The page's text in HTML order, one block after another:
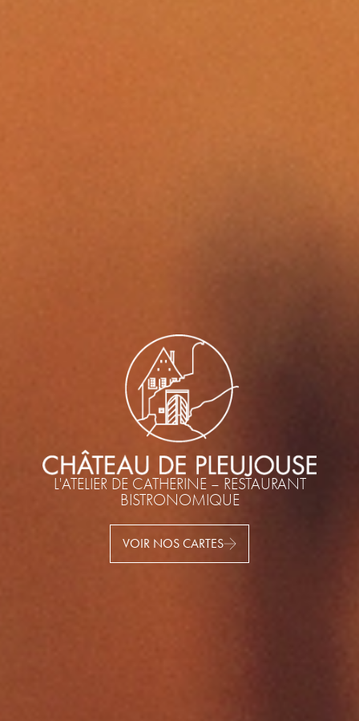
L'ATELIER DE CATHERINE – RESTAURANT
BISTRONOMIQUE
VOIR NOS CARTES